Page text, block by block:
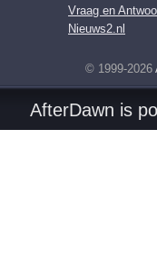
Vraag en
Nieuws2.nl
© 1999-2026
AfterDawn is